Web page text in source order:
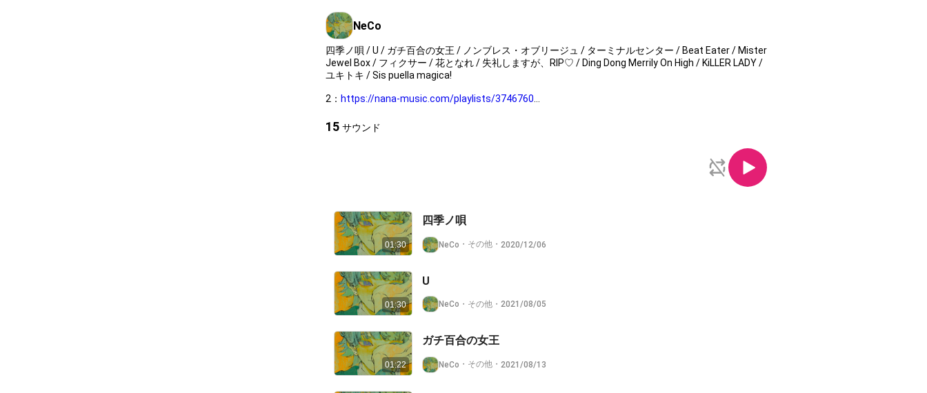
NeCo
四季ノ唄 / U / ガチ百合の女王 / ノンブレス・オブリージュ / ターミナルセンター / Beat Eater / Mister
Jewel Box / フィクサー / 花となれ / 失礼しますが、RIP♡ / Ding Dong Merrily On High / KiLLER LADY /
ユキトキ / Sis puella magica!
2： https://nana-music.com/playlists/3746760
4： https://nana-music.com/playlists/3947810
https://nana-music.com/playlists/4097689
15 サウンド
01:30
四季ノ唄
NeCo ・ その他 ・ 2020/12/06
01:30
U
NeCo ・ その他 ・ 2021/08/05
01:22
ガチ百合の女王
NeCo ・ その他 ・ 2021/08/13